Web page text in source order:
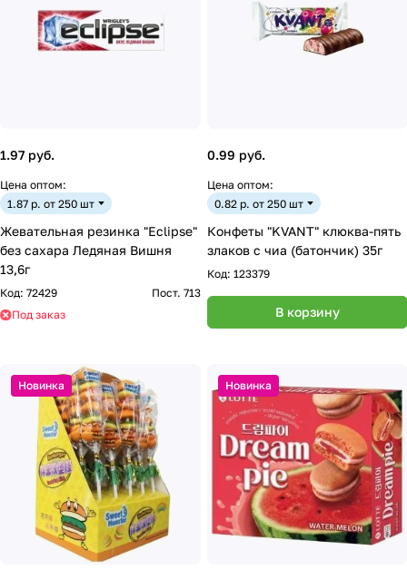
1.97 руб.
Цена оптом:
1.87 р. от 250 шт
Жевательная резинка "Eclipse"
без сахара Ледяная Вишня
13,6г
Код: 72429
Пост. 713
Под заказ
0.99 руб.
Цена оптом:
0.82 р. от 250 шт
Конфеты "KVANT" клюква-пять
злаков с чиа (батончик) 35г
Код: 123379
В корзину
Новинка Новинка